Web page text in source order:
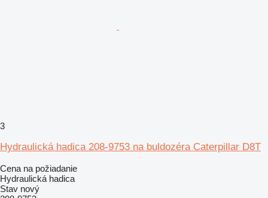
3
Hydraulická hadica 208-9753 na buldozéra Caterpillar D8T
Cena na požiadanie
Hydraulická hadica
Stav nový